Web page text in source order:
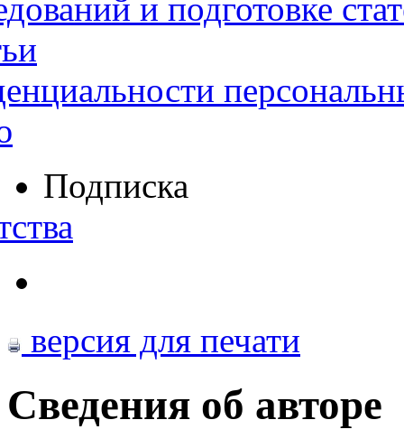
и подготовке
Подписка
версия для печати
Сведения об авторе